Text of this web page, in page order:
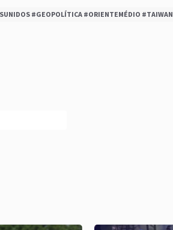
#GEOPOLÍTICA #ORIENTEMÉDIO #TAIWAN